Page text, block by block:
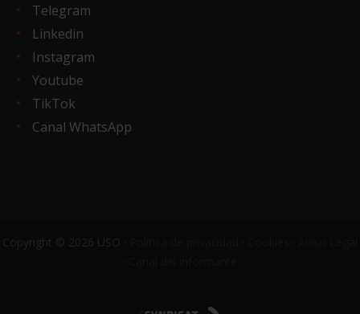
Telegram
Linkedin
Instagram
Youtube
TikTok
Canal WhatsApp
Copyright © 2026 USO ·